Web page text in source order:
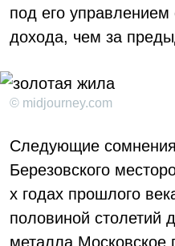
под его
дохода, чем за
© midjourney.com
Следующие
Березовского
х годах прошлого
половиной столетий
металла Московское